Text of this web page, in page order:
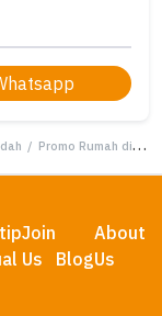
/ Promo Rumah di Taman Kopo Indah, Bandung, LB 150m², Harga 850 Juta
Join
Us
Blog
About
Us